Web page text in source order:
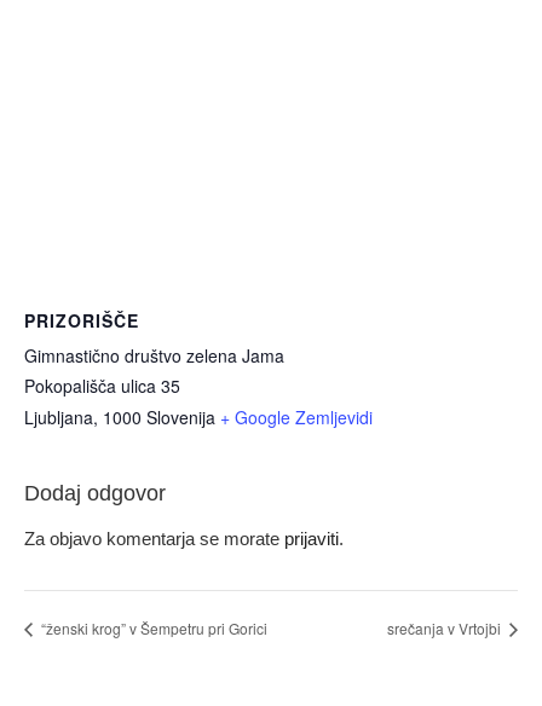
PRIZORIŠČE
Gimnastično društvo zelena Jama
Pokopališča ulica 35
Ljubljana, 1000 Slovenija + Google Zemljevidi
Dodaj odgovor
Za objavo komentarja se morate prijaviti.
“ženski krog” v Šempetru pri Gorici srečanja v Vrtojbi